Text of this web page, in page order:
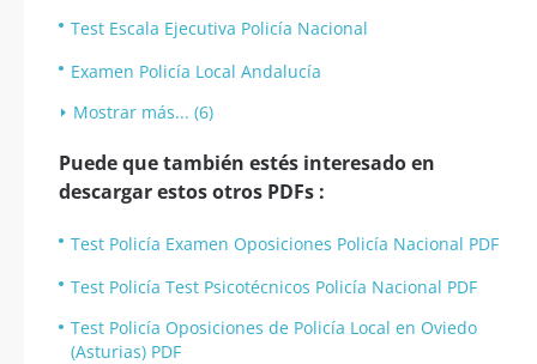
Test Escala Ejecutiva Policía Nacional
Examen Policía Local Andalucía
Mostrar más... (6)
Puede que también estés interesado en
descargar estos otros PDFs :
Test Policía Examen Oposiciones Policía Nacional PDF
Test Policía Test Psicotécnicos Policía Nacional PDF
Test Policía Oposiciones de Policía Local en Oviedo
(Asturias) PDF